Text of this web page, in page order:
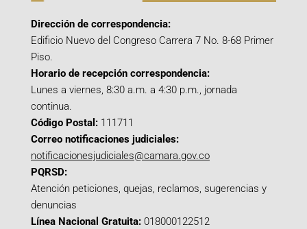
Dirección de correspondencia:
Edificio Nuevo del Congreso Carrera 7 No. 8-68 Primer
Piso.
Horario de recepción correspondencia:
Lunes a viernes, 8:30 a.m. a 4:30 p.m., jornada
continua.
Código Postal: 111711
Correo notificaciones judiciales:
notificacionesjudiciales@camara.gov.co
PQRSD:
Atención peticiones, quejas, reclamos, sugerencias y
denuncias
Línea Nacional Gratuita: 018000122512